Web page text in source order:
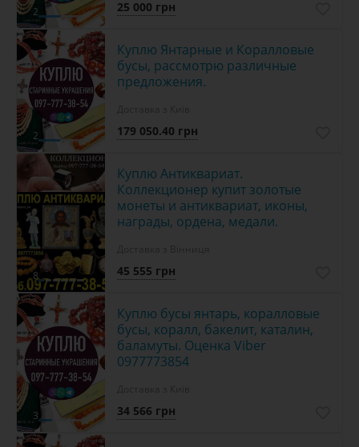
2 25 000 грн
2
Куплю Янтарные и Коралловые
бусы, рассмотрю различные
предложения.
179 050.40 грн
8
Куплю Антиквариат.
Коллекционер купит золотые
монеты и антиквариат, иконы,
награды, ордена, медали.
45 555 грн
3
Куплю бусы янтарь, коралловые
бусы, коралл, бакелит, каталин,
баламуты. Оценка Viber
0977773854
34 566 грн